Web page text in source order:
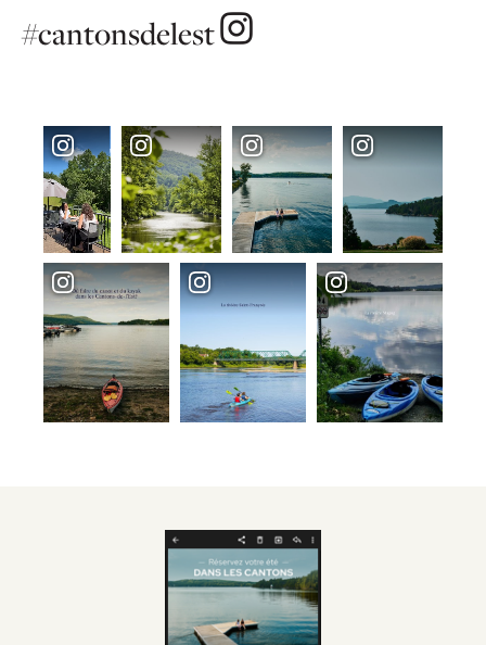
#cantonsdelest